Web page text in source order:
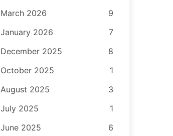
March 2026
9
January 2026
7
December 2025
8
October 2025
1
August 2025
3
July 2025
1
June 2025
6